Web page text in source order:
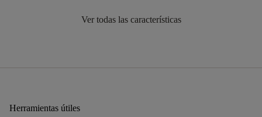
Ver todas las características
Herramientas útiles